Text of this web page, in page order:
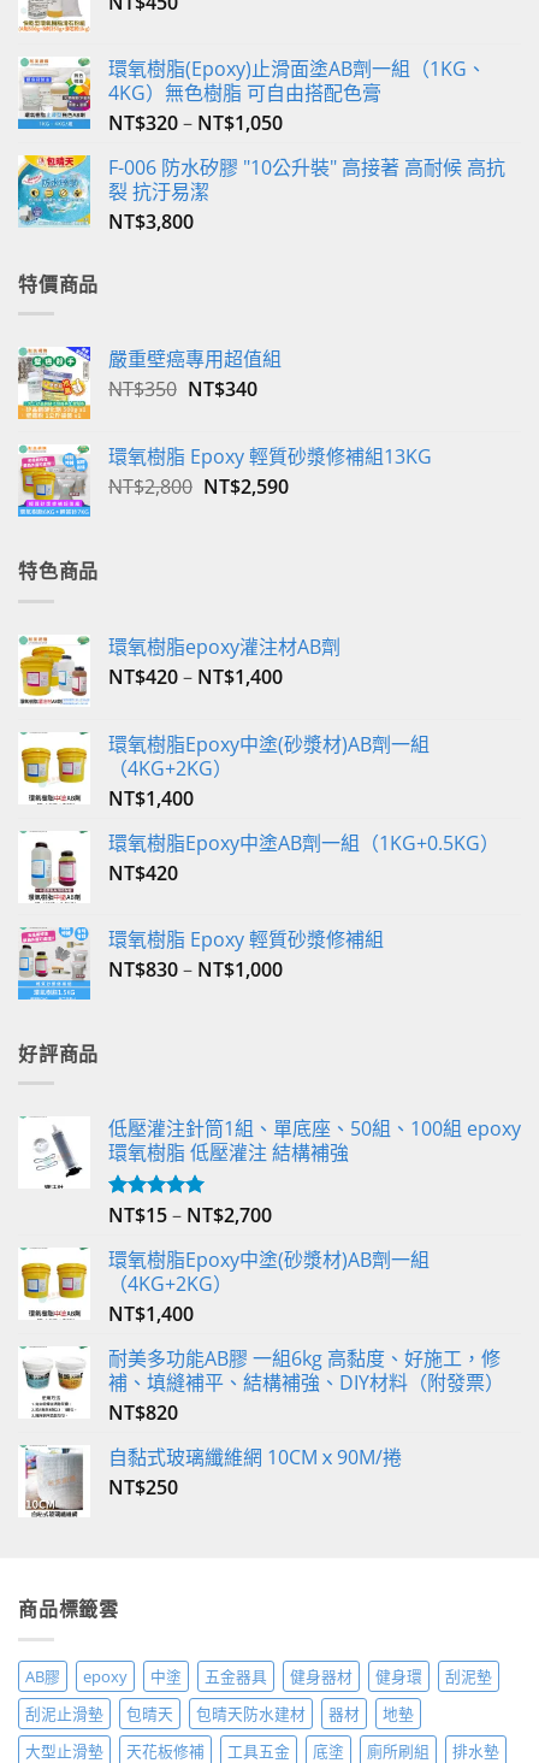
環氧樹脂(Epoxy)止滑面塗AB劑一組（1KG、
4KG）無色樹脂 可自由搭配色膏
NT$320– NT$1,050
F-006 防水矽膠 "10公升裝" 高接著 高耐候 高抗
裂 抗汙易潔
NT$3,800
特價商品
嚴重壁癌專用超值組
NT$350 原
格：
NT$350。
NT$340目
格：
NT$340。
環氧樹脂 Epoxy 輕質砂漿修補組13KG
NT$2,800 原
NT$2,590目
特色商品
環氧樹脂epoxy灌注材AB劑
NT$420– NT$1,400
環氧樹脂Epoxy中塗(砂漿材)AB劑一組
（4KG+2KG）
NT$1,400
環氧樹脂Epoxy中塗AB劑一組（1KG+0.5KG）
NT$420
環氧樹脂 Epoxy 輕質砂漿修補組
NT$830– NT$1,000
好評商品
低壓灌注針筒1組、單底座、50組、100組 epoxy
環氧樹脂 低壓灌注 結構補強
評分5.00
NT$15– NT$2,700
環氧樹脂Epoxy中塗(砂漿材)AB劑一組
（4KG+2KG）
NT$1,400
耐美多功能AB膠 一組6kg 高黏度、好施工，修
補、填縫補平、結構補強、DIY材料（附發票）
NT$820
自黏式玻璃纖維網 10CMｘ90M/捲
NT$250
商品標籤雲
AB膠 epoxy 中塗 五金器具 健身器材 健身環
刮泥墊
刮泥止滑墊
包晴天 包晴天防水建材 器材
地墊
大型止滑墊
天花板修補 工具五金 底塗 廁所刷組
排水墊